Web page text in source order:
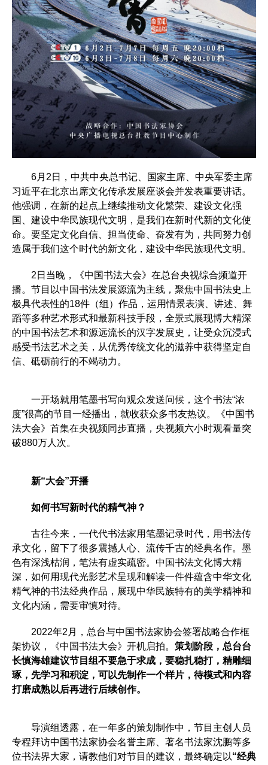
6月2日，中共中央总书记、国家主席、中央军委主席
习近平在北京出席文化传承发展座谈会并发表重要讲话。
他强调，在新的起点上继续推动文化繁荣、建设文化强
国、建设中华民族现代文明，是我们在新时代新的文化使
命。要坚定文化自信、担当使命、奋发有为，共同努力创
造属于我们这个时代的新文化，建设中华民族现代文明。
2日当晚，《中国书法大会》在总台央视综合频道开
播。节目以中国书法发展源流为主线，聚焦中国书法史上
极具代表性的18件（组）作品，运用情景表演、讲述、舞
蹈等多种艺术形式和最新科技手段，全景式展现博大精深
的中国书法艺术和源远流长的汉字发展史，让受众沉浸式
感受书法艺术之美，从优秀传统文化的滋养中获得坚定自
信、砥砺前行的不竭动力。
一开场就用笔墨书写向观众发送问候，这个书法“浓
度”很高的节目一经播出，就收获众多书友热议。《中国书
法大会》首集在央视频同步直播，央视频六小时观看量突
破880万人次。
新“大会”开播
如何书写新时代的精气神？
古往今来，一代代书法家用笔墨记录时代，用书法传
承文化，留下了很多震撼人心、流传千古的经典名作。墨
色有深浅枯润，笔法有虚实疏密。中国书法文化博大精
深，如何用现代光影艺术呈现和解读一件件蕴含中华文化
精气神的书法经典作品，展现中华民族特有的美学精神和
文化内涵，需要审慎对待。
2022年2月，总台与中国书法家协会签署战略合作框
架协议，《中国书法大会》开机启拍。 策划阶段，总台台
长慎海雄建议节目组不要急于求成，要稳扎稳打，精雕细
琢，先学习和积淀，可以先制作一个样片，待模式和内容
打磨成熟以后再进行后续创作。
导演组透露，在一年多的策划制作中，节目主创人员
专程拜访中国书法家协会名誉主席、著名书法家沈鹏等多
位书法界大家，请教他们对节目的建议，最终确定以“经典